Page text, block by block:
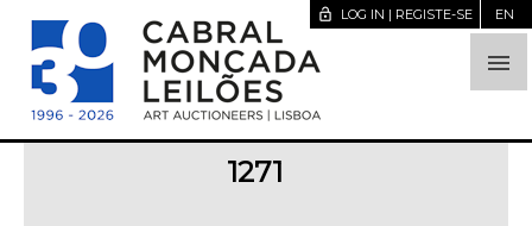

lock_open LOG IN | REGISTE-SE EN
1271